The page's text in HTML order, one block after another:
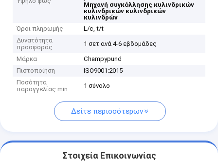
Μηχανή συγκόλλησης κυλινδρικών
κυλινδρικών κυλινδρικών
κυλινδρών
Όροι πληρωμής
L/c, t/t
Δυνατότητα
προσφοράς
1 σετ ανά 4-6 εβδομάδες
Μάρκα
Champypund
Πιστοποίηση
ISO9001:2015
Ποσότητα
παραγγελίας min
1 σύνολο
Δείτε περισσότερων
Στοιχεία Επικοινωνίας